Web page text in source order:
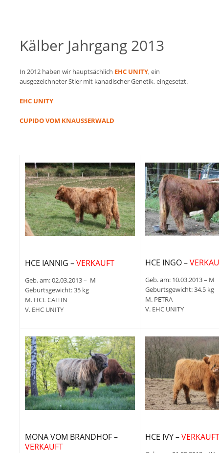
Kälber Jahrgang 2013
In 2012 haben wir hauptsächlich EHC UNITY, ein
ausgezeichneter Stier mit kanadischer Genetik, eingesetzt.
EHC UNITY
CUPIDO VOM KNAUSSERWALD
HCE IANNIG –VERKAUFT
Geb. am: 02.03.2013 – M
Geburtsgewicht: 35 kg
M. HCE CAITIN
V. EHC UNITY
HCE INGO –
Geb. am: 10.03.2013 – M
Geburtsgewicht: 34.5 kg
M. PETRA
V. EHC UNITY
MONA VOM BRANDHOF –
VERKAUFT
HCE IVY –VERKAUFT